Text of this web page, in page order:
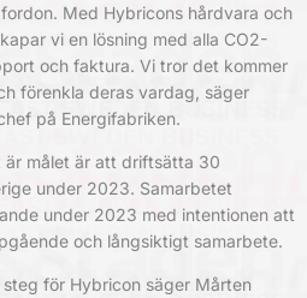
Med Hybricons hårdvara och
vi en lösning med alla CO2-
och faktura. Vi tror det kommer
förenkla deras vardag, säger
på Energifabriken.
målet är att driftsätta 30
under 2023. Samarbetet
under 2023 med intentionen att
och långsiktigt samarbete.
för Hybricon säger Mårten